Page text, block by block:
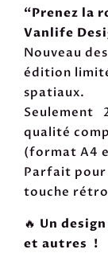
Back
&
Front
T-
Shirt
Design
“Prenez la
Vanlife
Nouveau
édition
spatiaux.
Seulement
qualité
(format A4
Parfait pour
touche
🔥 Un
et autres !